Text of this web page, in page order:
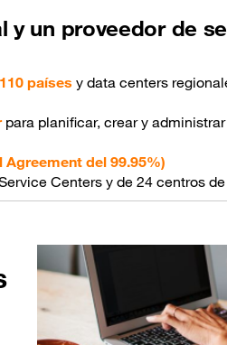
y un proveedor de
110 países y data centers
para planificar, crear y
Agreement del 99.95%)
Centers y de 24 centros